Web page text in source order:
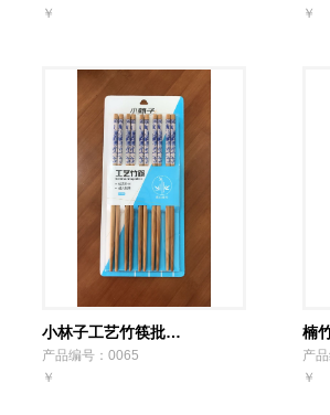
￥
￥
小林子工艺竹筷批…
产品编号：0065
￥
楠
产
￥